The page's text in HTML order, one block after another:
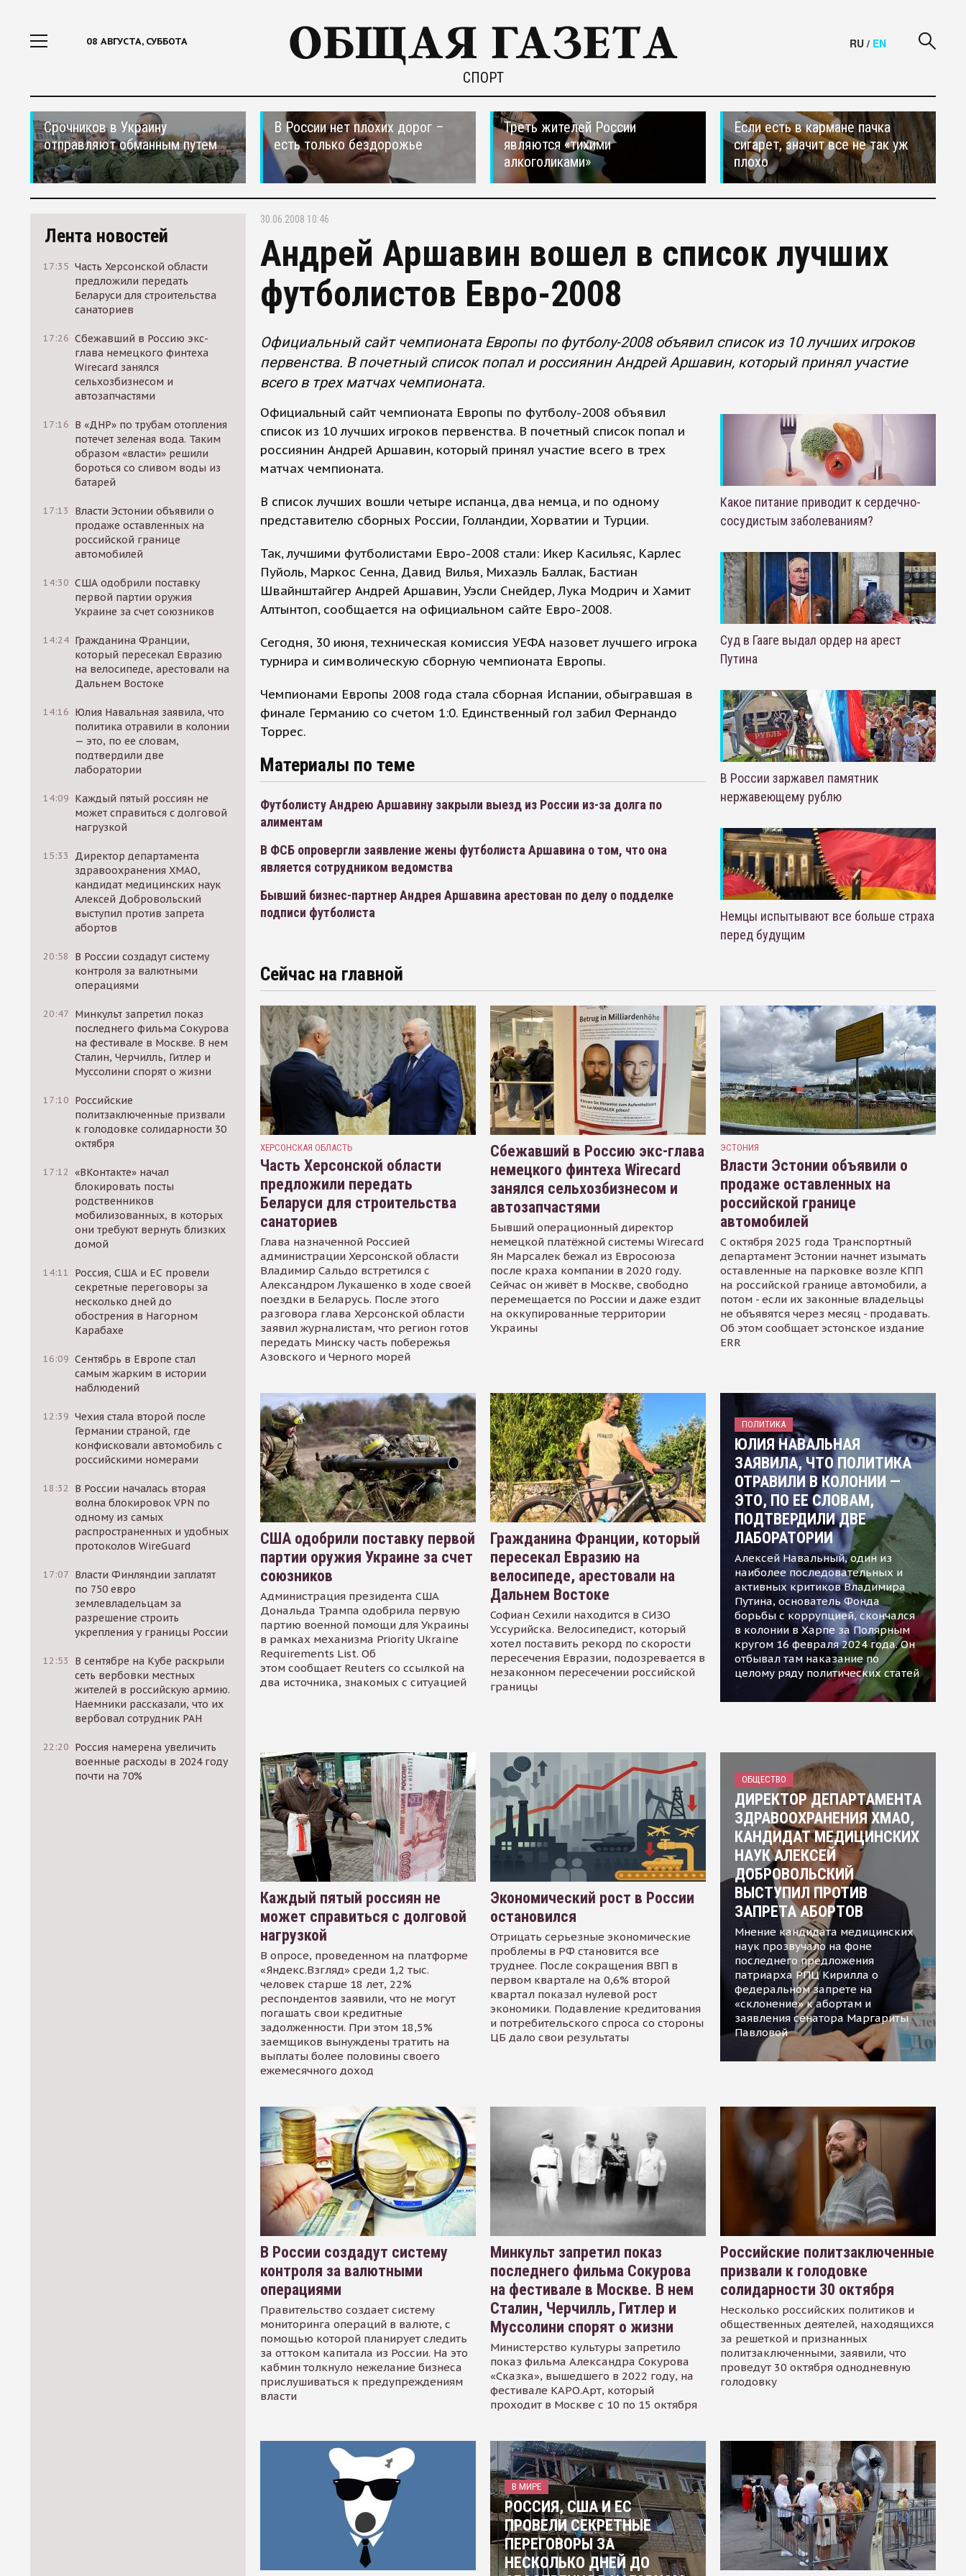
08 АВГУСТА, СУББОТА
СПОРТ
RU / EN
Срочников в Украину
отправляют обманным путем
В России нет плохих дорог –
есть только бездорожье
Треть жителей России
являются «тихими
алкоголиками»
Если есть в кармане пачка
сигарет, значит все не так уж
плохо
Лента новостей
17:35 Часть Херсонской области
предложили передать
Беларуси для строительства
санаториев
17:26 Сбежавший в Россию экс-
глава немецкого финтеха
Wirecard занялся
сельхозбизнесом и
автозапчастями
17:16 В «ДНР» по трубам отопления
потечет зеленая вода. Таким
образом «власти» решили
бороться со сливом воды из
батарей
17:13
Власти Эстонии объявили о
продаже оставленных на
российской границе
автомобилей
14:30 США одобрили поставку
первой партии оружия
Украине за счет союзников
14:24 Гражданина Франции,
который пересекал Евразию
на велосипеде, арестовали на
Дальнем Востоке
14:16 Юлия Навальная заявила, что
политика отравили в колонии
— это, по ее словам,
подтвердили две
лаборатории
14:09 Каждый пятый россиян не
может справиться с долговой
нагрузкой
15:33
Директор департамента
здравоохранения ХМАО,
кандидат медицинских наук
Алексей Добровольский
выступил против запрета
абортов
20:58
В России создадут систему
контроля за валютными
операциями
20:47 Минкульт запретил показ
последнего фильма Сокурова
на фестивале в Москве. В нем
Сталин, Черчилль, Гитлер и
Муссолини спорят о жизни
17:10 Российские
политзаключенные призвали
к голодовке солидарности 30
октября
17:12 «ВКонтакте» начал
блокировать посты
родственников
мобилизованных, в которых
они требуют вернуть близких
домой
14:11
Россия, США и ЕС провели
секретные переговоры за
несколько дней до
обострения в Нагорном
Карабахе
16:09 Сентябрь в Европе стал
самым жарким в истории
наблюдений
12:39 Чехия стала второй после
Германии страной, где
конфисковали автомобиль с
российскими номерами
18:32
В России началась вторая
волна блокировок VPN по
одному из самых
распространенных и удобных
протоколов WireGuard
17:07 Власти Финляндии заплатят
по 750 евро
землевладельцам за
разрешение строить
укрепления у границы России
12:53
В сентябре на Кубе раскрыли
сеть вербовки местных
жителей в российскую армию.
Наемники рассказали, что их
вербовал сотрудник РАН
22:20 Россия намерена увеличить
военные расходы в 2024 году
почти на 70%
30.06.2008 10:46
Андрей Аршавин вошел в список лучших
футболистов Евро-2008
Официальный сайт чемпионата Европы по футболу-2008 объявил список из 10 лучших игроков
первенства. В почетный список попал и россиянин Андрей Аршавин, который принял участие
всего в трех матчах чемпионата.
Официальный сайт чемпионата Европы по футболу-2008 объявил
список из 10 лучших игроков первенства. В почетный список попал и
россиянин Андрей Аршавин, который принял участие всего в трех
матчах чемпионата.
В список лучших вошли четыре испанца, два немца, и по одному
представителю сборных России, Голландии, Хорватии и Турции.
Так, лучшими футболистами Евро-2008 стали: Икер Касильяс, Карлес
Пуйоль, Маркос Сенна, Давид Вилья, Михаэль Баллак, Бастиан
Швайнштайгер Андрей Аршавин, Уэсли Снейдер, Лука Модрич и Хамит
Алтынтоп, сообщается на официальном сайте Евро-2008.
Сегодня, 30 июня, техническая комиссия УЕФА назовет лучшего игрока
турнира и символическую сборную чемпионата Европы.
Чемпионами Европы 2008 года стала сборная Испании, обыгравшая в
финале Германию со счетом 1:0. Единственный гол забил Фернандо
Торрес.
Материалы по теме
Футболисту Андрею Аршавину закрыли выезд из России из-за долга по
алиментам
В ФСБ опровергли заявление жены футболиста Аршавина о том, что она
является сотрудником ведомства
Бывший бизнес-партнер Андрея Аршавина арестован по делу о подделке
подписи футболиста
Какое питание приводит к сердечно-
сосудистым заболеваниям?
Суд в Гааге выдал ордер на арест
Путина
В России заржавел памятник
нержавеющему рублю
Немцы испытывают все больше страха
перед будущим
Сейчас на главной
ХЕРСОНСКАЯ ОБЛАСТЬ
Часть Херсонской области
предложили передать
Беларуси для строительства
санаториев
Глава назначенной Россией
администрации Херсонской области
Владимир Сальдо встретился с
Александром Лукашенко в ходе своей
поездки в Беларусь. После этого
разговора глава Херсонской области
заявил журналистам, что регион готов
передать Минску часть побережья
Азовского и Черного морей
Сбежавший в Россию экс-глава
немецкого финтеха Wirecard
занялся сельхозбизнесом и
автозапчастями
Бывший операционный директор
немецкой платёжной системы Wirecard
Ян Марсалек бежал из Евросоюза
после краха компании в 2020 году.
Сейчас он живёт в Москве, свободно
перемещается по России и даже ездит
на оккупированные территории
Украины
ЭСТОНИЯ
Власти Эстонии объявили о
продаже оставленных на
российской границе
автомобилей
С октября 2025 года Транспортный
департамент Эстонии начнет изымать
оставленные на парковке возле КПП
на российской границе автомобили, а
потом - если их законные владельцы
не объявятся через месяц - продавать.
Об этом сообщает эстонское издание
ERR
США одобрили поставку первой
партии оружия Украине за счет
союзников
Администрация президента США
Дональда Трампа одобрила первую
партию военной помощи для Украины
в рамках механизма Priority Ukraine
Requirements List. Об
этом сообщает Reuters со ссылкой на
два источника, знакомых с ситуацией
Гражданина Франции, который
пересекал Евразию на
велосипеде, арестовали на
Дальнем Востоке
Софиан Сехили находится в СИЗО
Уссурийска. Велосипедист, который
хотел поставить рекорд по скорости
пересечения Евразии, подозревается в
незаконном пересечении российской
границы
ПОЛИТИКА
ЮЛИЯ НАВАЛЬНАЯ
ЗАЯВИЛА, ЧТО ПОЛИТИКА
ОТРАВИЛИ В КОЛОНИИ —
ЭТО, ПО ЕЕ СЛОВАМ,
ПОДТВЕРДИЛИ ДВЕ
ЛАБОРАТОРИИ
Алексей Навальный, один из
наиболее последовательных и
активных критиков Владимира
Путина, основатель Фонда
борьбы с коррупцией, скончался
в колонии в Харпе за Полярным
кругом 16 февраля 2024 года. Он
отбывал там наказание по
целому ряду политических статей
Каждый пятый россиян не
может справиться с долговой
нагрузкой
В опросе, проведенном на платформе
«Яндекс.Взгляд» среди 1,2 тыс.
человек старше 18 лет, 22%
респондентов заявили, что не могут
погашать свои кредитные
задолженности. При этом 18,5%
заемщиков вынуждены тратить на
выплаты более половины своего
ежемесячного доход
Экономический рост в России
остановился
Отрицать серьезные экономические
проблемы в РФ становится все
труднее. После сокращения ВВП в
первом квартале на 0,6% второй
квартал показал нулевой рост
экономики. Подавление кредитования
и потребительского спроса со стороны
ЦБ дало свои результаты
ОБЩЕСТВО
ДИРЕКТОР ДЕПАРТАМЕНТА
ЗДРАВООХРАНЕНИЯ ХМАО,
КАНДИДАТ МЕДИЦИНСКИХ
НАУК АЛЕКСЕЙ
ДОБРОВОЛЬСКИЙ
ВЫСТУПИЛ ПРОТИВ
ЗАПРЕТА АБОРТОВ
Мнение кандидата медицинских
наук прозвучало на фоне
последнего предложения
патриарха РПЦ Кирилла о
федеральном запрете на
«склонение» к абортам и
заявления сенатора Маргариты
Павловой
В России создадут систему
контроля за валютными
операциями
Правительство создает систему
мониторинга операций в валюте, с
помощью которой планирует следить
за оттоком капитала из России. На это
кабмин толкнуло нежелание бизнеса
прислушиваться к предупреждениям
власти
Минкульт запретил показ
последнего фильма Сокурова
на фестивале в Москве. В нем
Сталин, Черчилль, Гитлер и
Муссолини спорят о жизни
Министерство культуры запретило
показ фильма Александра Сокурова
«Сказка», вышедшего в 2022 году, на
фестивале КАРО.Арт, который
проходит в Москве с 10 по 15 октября
Российские политзаключенные
призвали к голодовке
солидарности 30 октября
Несколько российских политиков и
общественных деятелей, находящихся
за решеткой и признанных
политзаключенными, заявили, что
проведут 30 октября однодневную
голодовку
В МИРЕ
РОССИЯ, США И ЕС
ПРОВЕЛИ СЕКРЕТНЫЕ
ПЕРЕГОВОРЫ ЗА
НЕСКОЛЬКО ДНЕЙ ДО